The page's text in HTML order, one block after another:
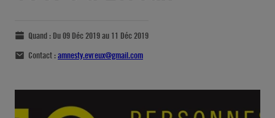
Quand : Du 09 Déc 2019 au 11 Déc 2019
Contact :amnesty.evreux@gmail.com